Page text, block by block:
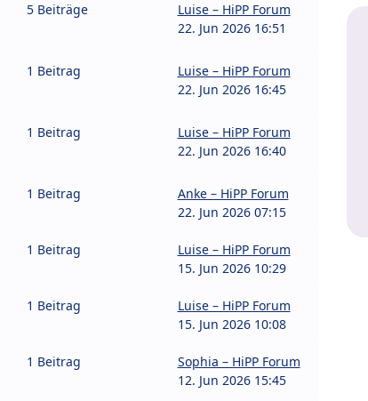
5 Beiträge
Luise – HiPP Forum
22. Jun 2026 16:51
1 Beitrag
Luise – HiPP Forum
22. Jun 2026 16:45
1 Beitrag
Luise – HiPP Forum
22. Jun 2026 16:40
1 Beitrag
Anke – HiPP Forum
22. Jun 2026 07:15
1 Beitrag
Luise – HiPP Forum
15. Jun 2026 10:29
1 Beitrag
Luise – HiPP Forum
15. Jun 2026 10:08
1 Beitrag
Sophia – HiPP Forum
12. Jun 2026 15:45